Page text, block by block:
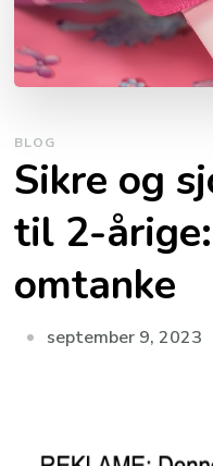
BLOG
Sikre og
til 2-
omtanke
september 9, 2023